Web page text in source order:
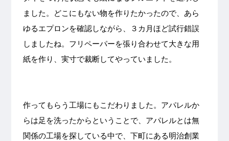
ました。どこにもない物を作りたかったので、あら
ゆるエプロンを確認しながら、３カ月ほど試行錯誤
しましたね。フリペーパーを張り合わせて大きな用
紙を作り、実寸で裁断してやっていました。
作ってもらう工場にもこだわりました。アパレルか
らは足を洗ったからということで、アパレルとは無
関係の工場を探している中で、下町にある明治創業